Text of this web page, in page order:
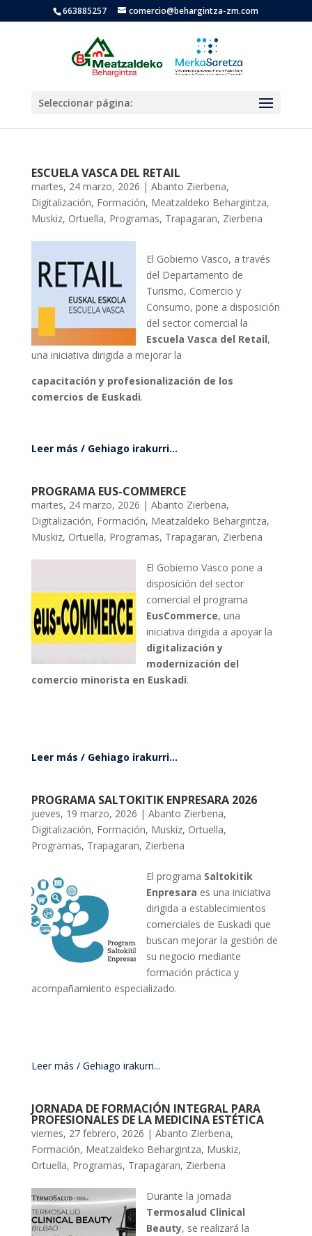
663885257 comercio@behargintza-zm.com
Seleccionar página:
ESCUELA VASCA DEL RETAIL
martes, 24 marzo, 2026 | Abanto Zierbena,
Digitalización, Formación, Meatzaldeko Behargintza,
Muskiz, Ortuella, Programas, Trapagaran, Zierbena
El Gobierno Vasco, a través
del Departamento de
Turismo, Comercio y
Consumo, pone a disposición
del sector comercial la
Escuela Vasca del Retail,
una iniciativa dirigida a mejorar la
capacitación y profesionalización de los
comercios de Euskadi.
Leer más / Gehiago irakurri...
PROGRAMA EUS-COMMERCE
martes, 24 marzo, 2026 | Abanto Zierbena,
Digitalización, Formación, Meatzaldeko Behargintza,
Muskiz, Ortuella, Programas, Trapagaran, Zierbena
El Gobierno Vasco pone a
disposición del sector
comercial el programa
EusCommerce, una
iniciativa dirigida a apoyar la
digitalización y
modernización del
comercio minorista en Euskadi.
Leer más / Gehiago irakurri...
PROGRAMA SALTOKITIK ENPRESARA 2026
jueves, 19 marzo, 2026 | Abanto Zierbena,
Digitalización, Formación, Muskiz, Ortuella,
Programas, Trapagaran, Zierbena
El programa Saltokitik
Enpresara es una iniciativa
dirigida a establecimientos
comerciales de Euskadi que
buscan mejorar la gestión de
su negocio mediante
formación práctica y
acompañamiento especializado.
Leer más / Gehiago irakurri...
JORNADA DE FORMACIÓN INTEGRAL PARA
PROFESIONALES DE LA MEDICINA ESTÉTICA
viernes, 27 febrero, 2026 | Abanto Zierbena,
Formación, Meatzaldeko Behargintza, Muskiz,
Ortuella, Programas, Trapagaran, Zierbena
Durante la jornada
Termosalud Clinical
Beauty, se realizará la